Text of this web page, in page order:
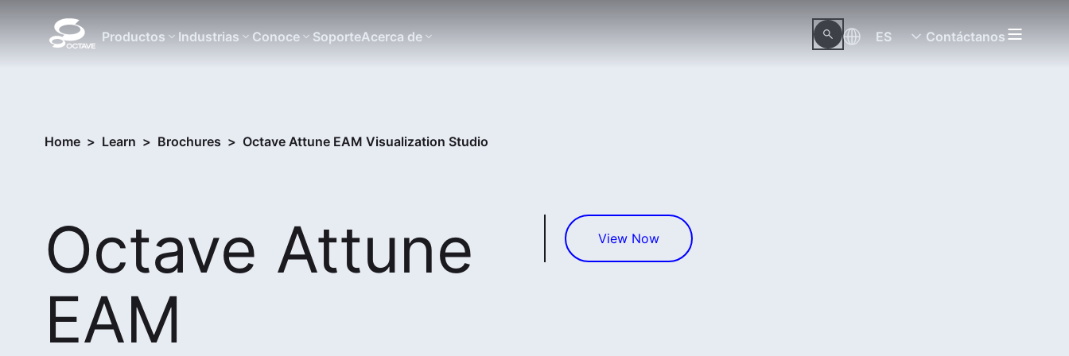
Productos Industrias Conoce SoporteAcerca de ES Contáctanos
Home > Learn > Brochures > Octave Attune EAM Visualization Studio
Octave Attune
EAM
View Now